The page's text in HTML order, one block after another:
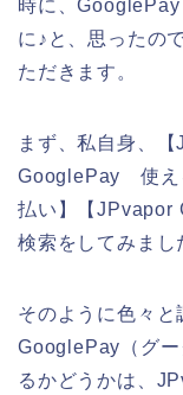
時に、
に♪と、思ったの
ただきます。
まず、私自身、
GooglePay 使え
払い】【
検索をしてみまし
そのように色々と
GooglePay（グー
るかどうかは、